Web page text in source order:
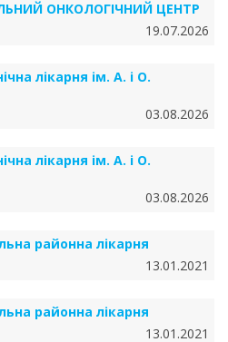
ОНКОЛОГІЧНИЙ ЦЕНТР
19.07.2026
лікарня ім. А. і О.
03.08.2026
лікарня ім. А. і О.
03.08.2026
районна лікарня
13.01.2021
районна лікарня
13.01.2021